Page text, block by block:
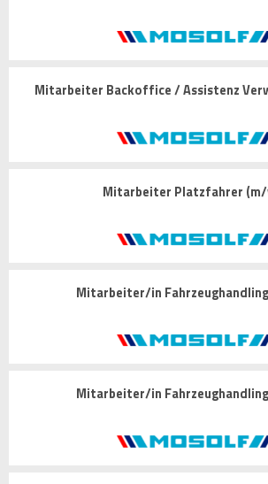
Mitarbeiter Backoffice / Assistenz
Mitarbeiter Platzfahrer
Mitarbeiter/in
Mitarbeiter/in